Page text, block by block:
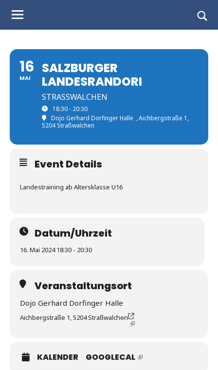
Judo
Landesverband
Salzburg
form
16
MAI
SALZBURGER
LANDESRANDORI
STRASSWALCHEN
18:30 - 20:30
Dojo Gerhard Dorfinger Halle , Aichbergstraße 1,
5204 Straßwalchen
Event Details
Landestraining ab Altersklasse U16
Datum/Uhrzeit
16. Mai 2024 18:30 - 20:30
Veranstaltungsort
Dojo Gerhard Dorfinger Halle
Aichbergstraße 1, 5204 Straßwalchen
KALENDER GOOGLECAL